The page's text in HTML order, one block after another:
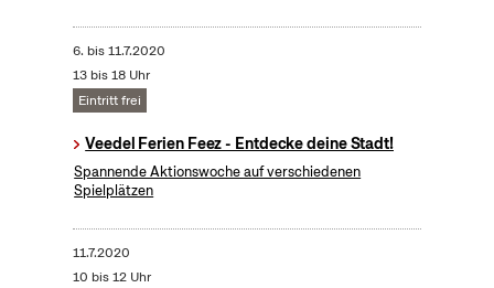
6. bis11.7.2020
13 bis 18 Uhr
Eintritt frei
Veedel Ferien Feez - Entdecke deine Stadt!
Spannende Aktionswoche auf verschiedenen
Spielplätzen
11.7.2020
10 bis 12 Uhr